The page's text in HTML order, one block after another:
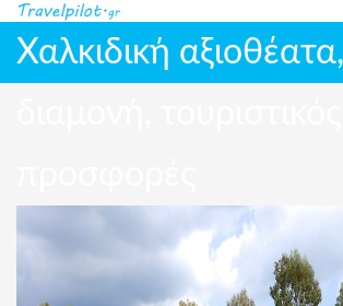
Χαλκιδική αξιοθέατα,